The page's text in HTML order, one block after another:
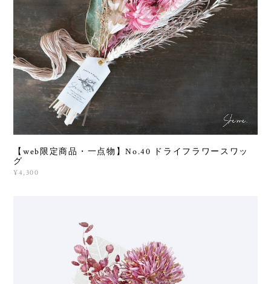
【web限定商品・一点物】No.40 ドライフラワースワッ
グ
¥4,300